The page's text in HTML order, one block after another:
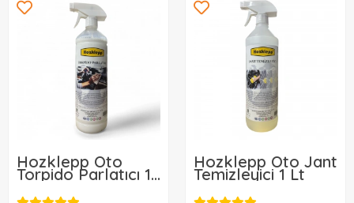
Hozklepp Oto
Torpido Parlatıcı 1
Lt
Hozklepp Oto Jant
Temizleyici 1 Lt